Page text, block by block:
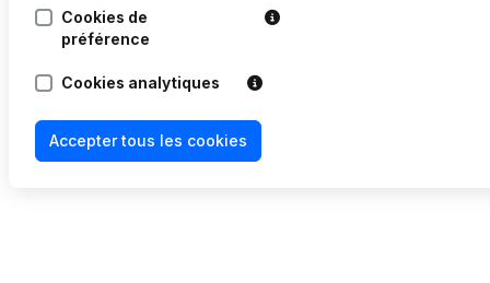
Cookies de
préférence
Cookies analytiques
Accepter tous les cookies